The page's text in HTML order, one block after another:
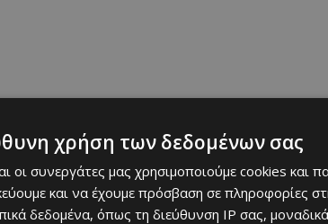
χρήση των δεδομένων σας
οι συνεργάτες μας χρησιμοποιούμε cookies και
και να έχουμε πρόσβαση σε πληροφορίες
δεδομένα, όπως τη διεύθυνση IP σας,